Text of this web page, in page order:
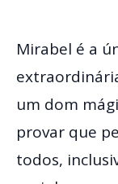
Mirabel é a
um dom
provar que
todos,